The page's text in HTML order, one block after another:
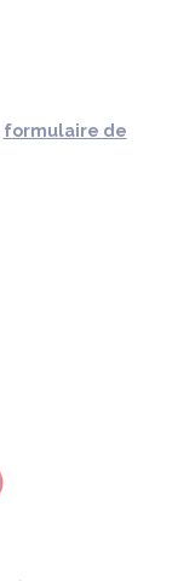
formulaire de